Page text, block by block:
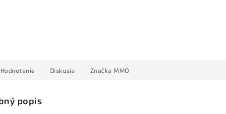
Hodnotenie Diskusia Značka MMO
popis